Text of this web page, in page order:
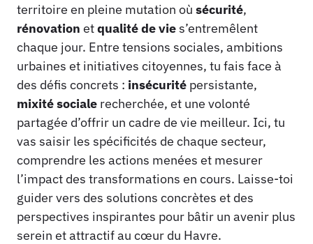
territoire en pleine mutation où sécurité,
rénovation etqualité de vies’entremêlent
chaque jour. Entre tensions sociales, ambitions
urbaines et initiatives citoyennes, tu fais face à
des défis concrets : insécurité persistante,
mixité sociale recherchée, et une volonté
partagée d’offrir un cadre de vie meilleur. Ici, tu
vas saisir les spécificités de chaque secteur,
comprendre les actions menées et mesurer
l’impact des transformations en cours. Laisse-toi
guider vers des solutions concrètes et des
perspectives inspirantes pour bâtir un avenir plus
serein et attractif au cœur du Havre.